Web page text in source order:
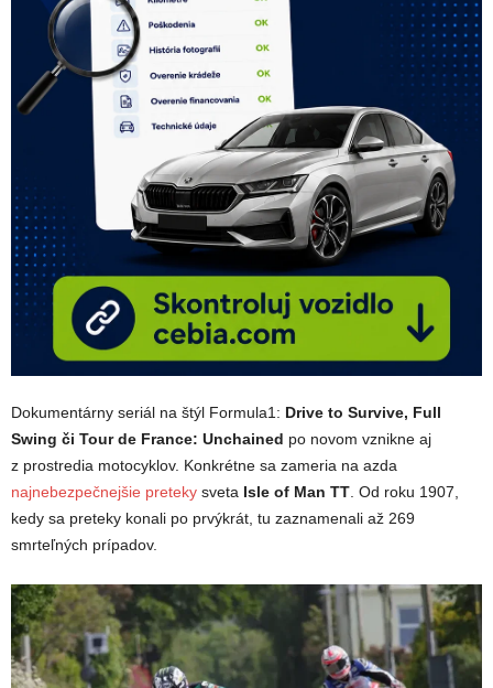
Dokumentárny seriál na štýl Formula1: Drive to Survive, Full
Swing či Tour de France: Unchained po novom vznikne aj
z prostredia motocyklov. Konkrétne sa zameria na azda
najnebezpečnejšie preteky sveta Isle of Man TT . Od roku 1907,
kedy sa preteky konali po prvýkrát, tu zaznamenali až 269
smrteľných prípadov.